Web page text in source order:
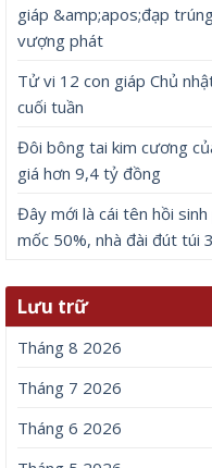
giáp &amp;apos;đạp
vượng phát
Tử vi 12 con giáp Chủ
cuối tuần
Đôi bông tai kim cương
giá hơn 9,4 tỷ đồng
Đây mới là cái tên hồi
mốc 50%, nhà đài đút túi
Lưu trữ
Tháng 8 2026
Tháng 7 2026
Tháng 6 2026